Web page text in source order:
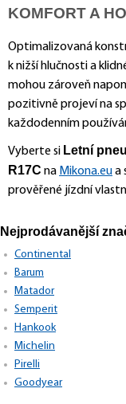
KOMFORT A
Optimalizovaná
k nižší hlučnosti a
mohou zároveň
pozitivně projeví na
každodenním
Vyberte si Letní
R17C na Mikona.eua
prověřené jízdní
Nejprodávanější
Continental
Barum
Matador
Semperit
Hankook
Michelin
Pirelli
Goodyear